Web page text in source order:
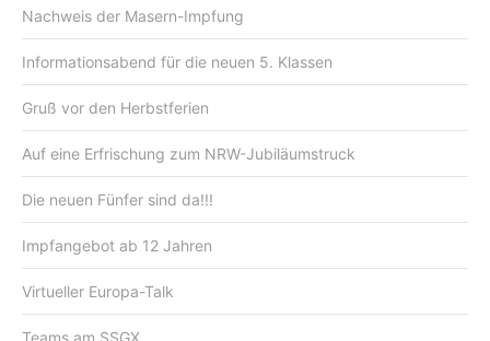
Nachweis der Masern-Impfung
Informationsabend für die neuen 5. Klassen
Gruß vor den Herbstferien
Auf eine Erfrischung zum NRW-Jubiläumstruck
Die neuen Fünfer sind da!!!
Impfangebot ab 12 Jahren
Virtueller Europa-Talk
Teams am SSGX